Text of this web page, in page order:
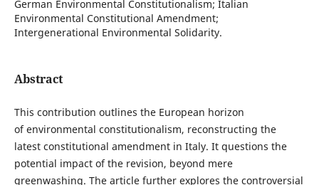
German Environmental Constitutionalism; Italian
Environmental Constitutional Amendment;
Intergenerational Environmental Solidarity.
Abstract
This contribution outlines the European horizon
of environmental constitutionalism, reconstructing the
latest constitutional amendment in Italy. It questions the
potential impact of the revision, beyond mere
greenwashing. The article further explores the controversial